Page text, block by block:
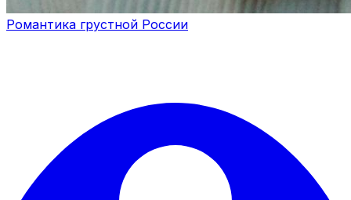
Романтика грустной России